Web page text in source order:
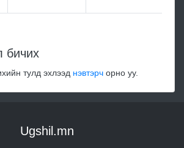
бичих
тулд эхлээд нэвтэрч орно уу.
Ugshil.mn